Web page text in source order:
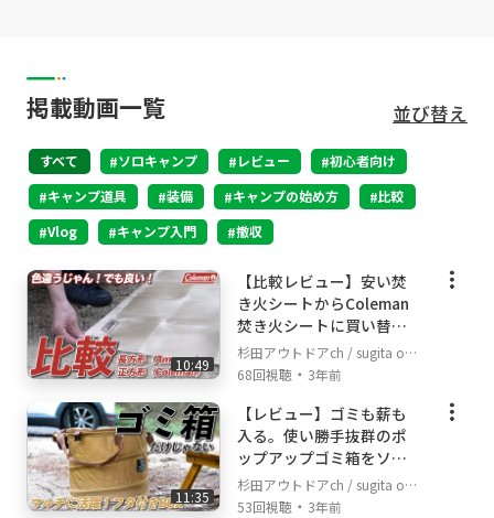
キャンプは一見ハードルが高く感じてしまうこともあるか
もしれません。お店で見かけるキャンプ道具はファミリー
流行しているソロキャンプでは従来のファミリーキャンプ
とは異なり安価な道具がたくさんあります。皆さんが考え
るよりも安くて簡単にキャンプをスタートできるのに、そ
れを知らずにキャンプを体験できないのはもったいないで
す。そんな方に向けてソロキャンプにチャレンジしてみよ
す。
【撮影機材】
SONY α6400/SONY α7sⅢ/GoPro HERO8
無料動画サイト Goody!TV
私は愛知県に住んでいます。愛車のマツダCX-3に乗
って愛知県、長野県を中心とした山奥へキャンプに
行きます。私が頻繁に訪れる長野県阿智村は星空が
たいことにその村の中にたくさんキャンプ場があり
ます。そんな阿智村のキャンプ場に行って昼間は動
画を撮影しながらキャンプをして、夕方以降はゆっ
くりキャンプをして綺麗な星空を眺めるのは最高で
す。
掲載動画一覧 並び替え
すべて ソロキャンプ レビュー
初心者向け
キャンプ道具
装備 キャンプの始め方
比較
Vlog
キャンプ入門 撤収
10:49
【比較レビュー】安い焚
き火シートからColeman
焚き火シートに買い替え
た結果。
杉田アウトドアch / sugita out
door channel
68回視聴 ・ 3年前
11:35
【レビュー】ゴミも薪も
入る。使い勝手抜群のポ
ップアップゴミ箱をソロ
キャンプで使ってみた。
杉田アウトドアch / sugita out
door channel
53回視聴 ・ 3年前